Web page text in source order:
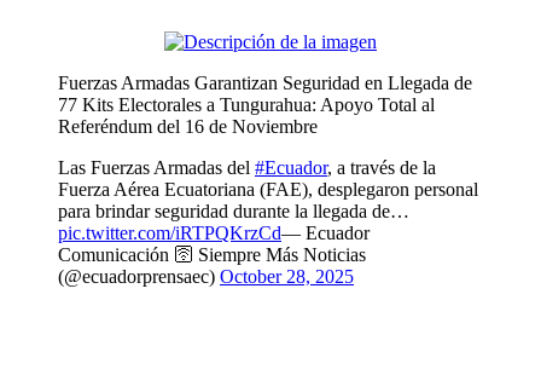
Fuerzas Armadas Garantizan Seguridad en Llegada de
77 Kits Electorales a Tungurahua: Apoyo Total al
Referéndum del 16 de Noviembre
Las Fuerzas Armadas del #Ecuador, a través de la
Fuerza Aérea Ecuatoriana (FAE), desplegaron personal
para brindar seguridad durante la llegada de…
pic.twitter.com/iRTPQKrzCd— Ecuador
Comunicación 🛜 Siempre Más Noticias
(@ecuadorprensaec) October 28, 2025